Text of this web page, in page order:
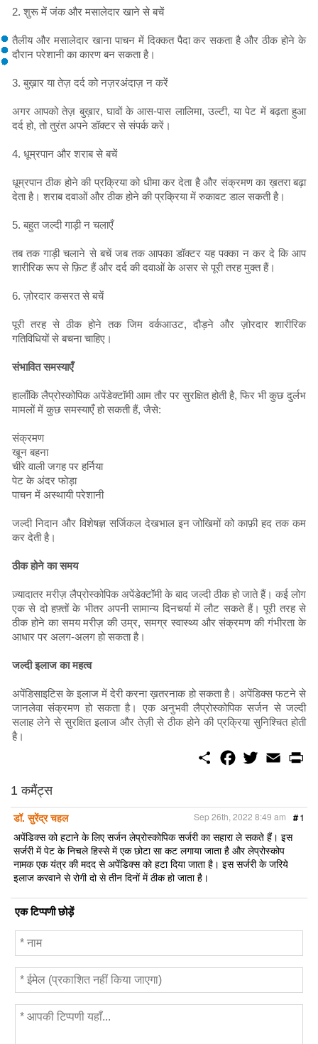
2. शुरू में जंक और मसालेदार खाने से बचें
तैलीय और मसालेदार खाना पाचन में दिक्कत पैदा कर सकता है और ठीक होने के
दौरान परेशानी का कारण बन सकता है।
3. बुख़ार या तेज़ दर्द को नज़रअंदाज़ न करें
अगर आपको तेज़ बुख़ार, घावों के आस-पास लालिमा, उल्टी, या पेट में बढ़ता हुआ
दर्द हो, तो तुरंत अपने डॉक्टर से संपर्क करें।
4. धूम्रपान और शराब से बचें
धूम्रपान ठीक होने की प्रक्रिया को धीमा कर देता है और संक्रमण का ख़तरा बढ़ा
देता है। शराब दवाओं और ठीक होने की प्रक्रिया में रुकावट डाल सकती है।
5. बहुत जल्दी गाड़ी न चलाएँ
तब तक गाड़ी चलाने से बचें जब तक आपका डॉक्टर यह पक्का न कर दे कि आप
शारीरिक रूप से फ़िट हैं और दर्द की दवाओं के असर से पूरी तरह मुक्त हैं।
6. ज़ोरदार कसरत से बचें
पूरी तरह से ठीक होने तक जिम वर्कआउट, दौड़ने और ज़ोरदार शारीरिक
गतिविधियों से बचना चाहिए।
संभावित समस्याएँ
हालाँकि लैप्रोस्कोपिक अपेंडेक्टॉमी आम तौर पर सुरक्षित होती है, फिर भी कुछ दुर्लभ
मामलों में कुछ समस्याएँ हो सकती हैं, जैसे:
संक्रमण
खून बहना
चीरे वाली जगह पर हर्निया
पेट के अंदर फोड़ा
पाचन में अस्थायी परेशानी
जल्दी निदान और विशेषज्ञ सर्जिकल देखभाल इन जोखिमों को काफ़ी हद तक कम
कर देती है।
ठीक होने का समय
ज़्यादातर मरीज़ लैप्रोस्कोपिक अपेंडेक्टॉमी के बाद जल्दी ठीक हो जाते हैं। कई लोग
एक से दो हफ़्तों के भीतर अपनी सामान्य दिनचर्या में लौट सकते हैं। पूरी तरह से
ठीक होने का समय मरीज़ की उम्र, समग्र स्वास्थ्य और संक्रमण की गंभीरता के
आधार पर अलग-अलग हो सकता है।
जल्दी इलाज का महत्व
अपेंडिसाइटिस के इलाज में देरी करना ख़तरनाक हो सकता है। अपेंडिक्स फटने से
जानलेवा संक्रमण हो सकता है। एक अनुभवी लैप्रोस्कोपिक सर्जन से जल्दी
सलाह लेने से सुरक्षित इलाज और तेज़ी से ठीक होने की प्रक्रिया सुनिश्चित होती
है।
S
o
o
k
w
e
r
E
m
1 कमैंट्स
डॉ. सुरेंद्र चहल
#1
Sep 26th, 2022 8:49 am
अपेंडिक्स को हटाने के लिए सर्जन लेप्रोस्कोपिक सर्जरी का सहारा ले सकते हैं। इस
सर्जरी में पेट के निचले हिस्से में एक छोटा सा कट लगाया जाता है और लेप्रोस्कोप
नामक एक यंत्र की मदद से अपेंडिक्स को हटा दिया जाता है। इस सर्जरी के जरिये
इलाज करवाने से रोगी दो से तीन दिनों में ठीक हो जाता है।
एक टिप्पणी छोड़ें